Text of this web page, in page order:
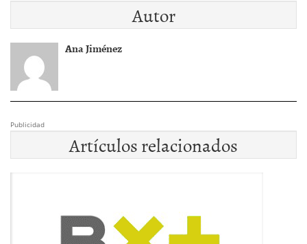
Autor
Ana Jiménez
Publicidad
Artículos relacionados